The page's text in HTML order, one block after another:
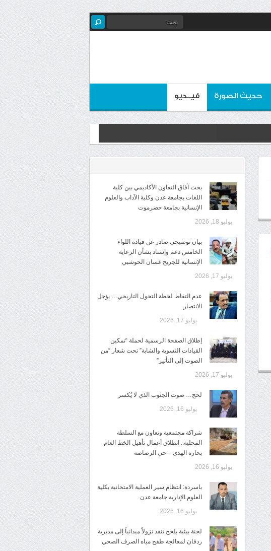
حديث الصورة فيــديو
بحث آفاق التعاون الأكاديمي بين كلية
اللغات بجامعة عدن وكلية الآداب والعلوم
الإنسانية بجامعة حضرموت
يوليو 18, 2026
​بيان توضيحي صادر عن قيادة اللواء
الخامس دعم وإسناد بشأن الرعاية
الإنسانية للجريح غسان الحوشبي
يوليو 17, 2026
عدم التقاط لحظة التحول التاريخي… يؤجل
الانتصار
يوليو 17, 2026
إطلاق الصفحة الرسمية لحملة “تمكين
القيادات النسوية والشابة” تحت شعار “من
الصوت إلى التأثير”
يوليو 17, 2026
لحج… صوت الجنوب الذي لا يُكسر
يوليو 16, 2026
شراكة مجتمعية وتعاون مع السلطة
المحلية.. انطلاق أعمال تأهيل الخط العام
بحارة الهدى – حي الرصاصة
يوليو 16, 2026
باسردة: انتظام سير العملية الامتحانية بكلية
العلوم الإدارية جامعة عدن
يوليو 16, 2026
لجنة بيئية بلحج تنفذ نزولاً ميدانياً إلى مديرية
ردفان لمعالجة طفح مياه الصرف الصحي